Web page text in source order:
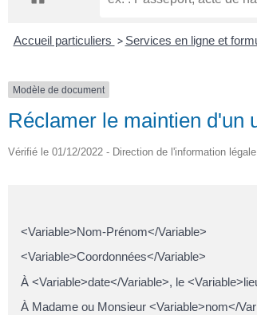
Accueil particuliers > Services en ligne et
Modèle de document
Réclamer le maintien d'un
Vérifié le 01/12/2022 - Direction de l'information
<Variable>Nom-Prénom</Variable>
<Variable>Coordonnées</Variable>
À <Variable>date</Variable>, le
À Madame ou Monsieur <Variable>nom</